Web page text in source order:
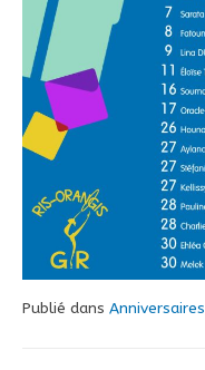
Publié dans Anniversaires